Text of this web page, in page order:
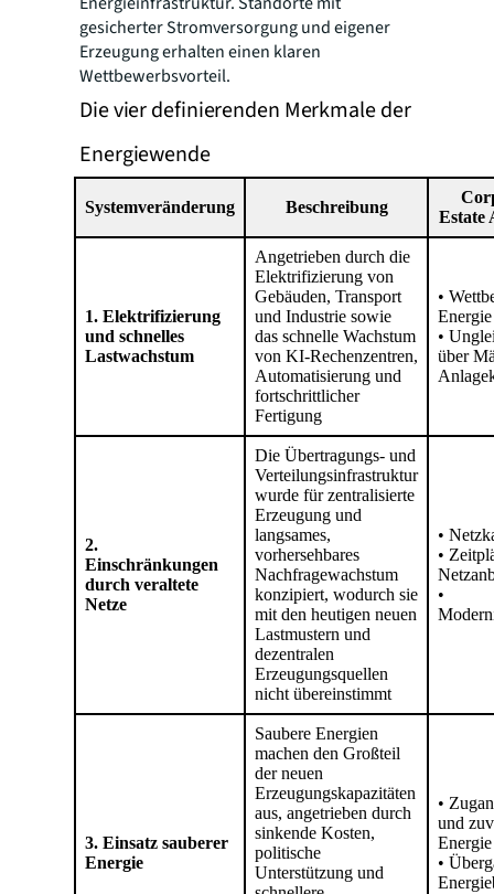
gesicherter Stromversorgung und eigener
Erzeugung erhalten einen klaren
Wettbewerbsvorteil.
Die vier definierenden Merkmale der
Energiewende
Systemveränderung Beschreibung
Estate
1. Elektrifizierung
und schnelles
Lastwachstum
Angetrieben durch die
Elektrifizierung von
Gebäuden, Transport
und Industrie sowie
das schnelle Wachstum
von KI-Rechenzentren,
Automatisierung und
fortschrittlicher
Fertigung
•
Energie
•
über
2.
Einschränkungen
durch veraltete
Netze
Die Übertragungs- und
Verteilungsinfrastruktur
wurde für zentralisierte
Erzeugung und
langsames,
vorhersehbares
Nachfragewachstum
konzipiert, wodurch sie
mit den heutigen neuen
Lastmustern und
dezentralen
Erzeugungsquellen
nicht übereinstimmt
•
•
•
3. Einsatz sauberer
Energie
Saubere Energien
machen den Großteil
der neuen
Erzeugungskapazitäten
aus, angetrieben durch
sinkende Kosten,
politische
Unterstützung und
•
und
Energie
•